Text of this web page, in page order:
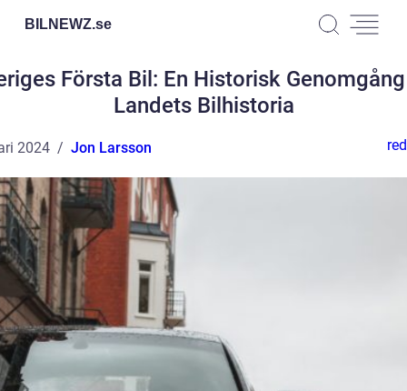
BILNEWZ.se
Första Bil: En Historisk
Landets Bilhistoria
2024 Jon Larsson